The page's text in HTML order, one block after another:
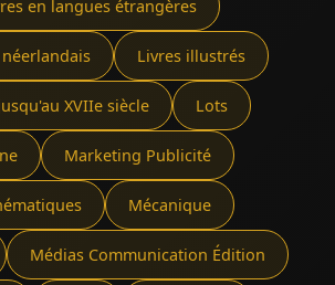
en langues étrangères
Livres illustrés
XVIIe siècle Lots
Marketing Publicité
Mécanique
Médias Communication Édition